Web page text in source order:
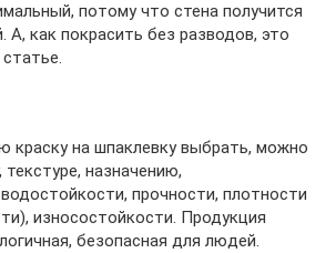
потому что стена получится
А, как покрасить без разводов, это
краску на шпаклевку выбрать, можно
текстуре, назначению,
прочности, плотности
износостойкости. Продукция
безопасная для людей.